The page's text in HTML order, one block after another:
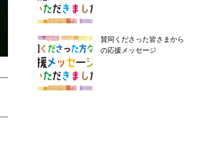
賛同くださった皆さまから
の応援メッセージ